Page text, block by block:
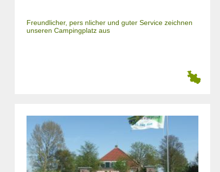
Freundlicher, pers nlicher und guter Service zeichnen
unseren Campingplatz aus